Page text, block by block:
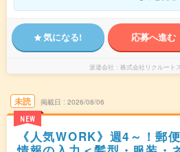
気になる! 応募へ進む
派遣会社 株式会社リクルート
未読
NEW
掲載日 2026/08/06
《人気WORK》週4～！郵